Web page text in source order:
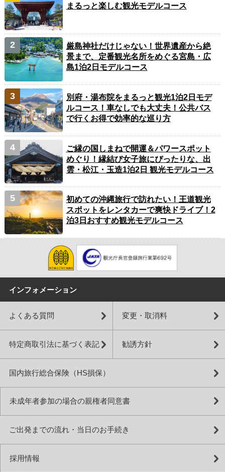
まるっと楽しむ観光モデルコース
厳島神社だけじゃない！世界遺産から絶
景まで、定番観光名所をめぐる宮島・広
島1泊2日モデルコース
別府・湯布院をまるっと観光1泊2日モデ
ルコース！車なしでも大丈夫！公共バス
で行くお得で効率的な巡り方
ご縁の国しまねで開運＆パワースポット
めぐり！縁結び女子旅にぴったりな、出
雲・松江・玉造1泊2日 観光モデルコース
初めての沖縄旅行で訪れたい！王道観光
スポットをレンタカーで爽快ドライブ！2
泊3日おすすめ観光モデルコース
インフォメーション
よくある質問 変更・取消料
特定商取引法に基づく表記 勧誘方針
国内旅行総合保険（HS損保）
未成年者参加の場合の親権者同意書
ご出発までの流れ・当日のお手続き
採用情報